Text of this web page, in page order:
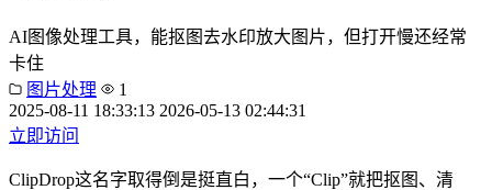
AI图像处理工具，能抠图去水印放大图片，但打开慢还经常
卡住
图片处理
1
2025-08-11 18:33:13 2026-05-13 02:44:31
立即访问
ClipDrop这名字取得倒是挺直白，一个“Clip”就把抠图、清